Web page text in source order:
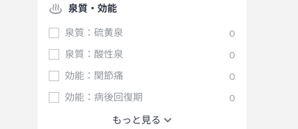
泉質・効能
泉質：硫黄泉
0
泉質：酸性泉
0
効能：関節痛
0
効能：病後回復期
0
もっと見る